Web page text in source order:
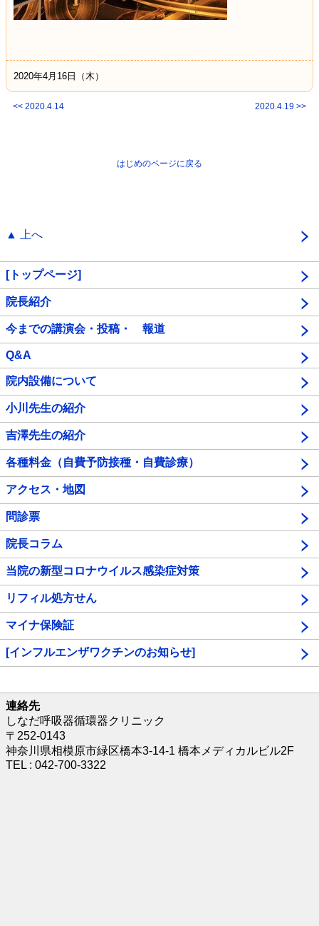
2020年4月16日（木）
<< 2020.4.14 2020.4.19 >>
はじめのページに戻る
▲ 上へ
[トップページ]
院長紹介
今までの講演会・投稿・ 報道
Q&A
院内設備について
小川先生の紹介
吉澤先生の紹介
各種料金（自費予防接種・自費診療）
アクセス・地図
問診票
院長コラム
当院の新型コロナウイルス感染症対策
リフィル処方せん
マイナ保険証
[インフルエンザワクチンのお知らせ]
連絡先
しなだ呼吸器循環器クリニック
〒252-0143
神奈川県相模原市緑区橋本3-14-1 橋本メディカルビル2F
TEL : 042-700-3322